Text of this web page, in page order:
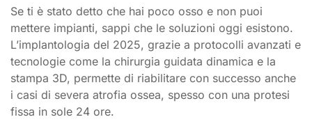
Se ti è stato detto che hai poco osso e non puoi
mettere impianti, sappi che le soluzioni oggi esistono.
L’implantologia del 2025, grazie a protocolli avanzati e
tecnologie come la chirurgia guidata dinamica e la
stampa 3D, permette di riabilitare con successo anche
i casi di severa atrofia ossea, spesso con una protesi
fissa in sole 24 ore.